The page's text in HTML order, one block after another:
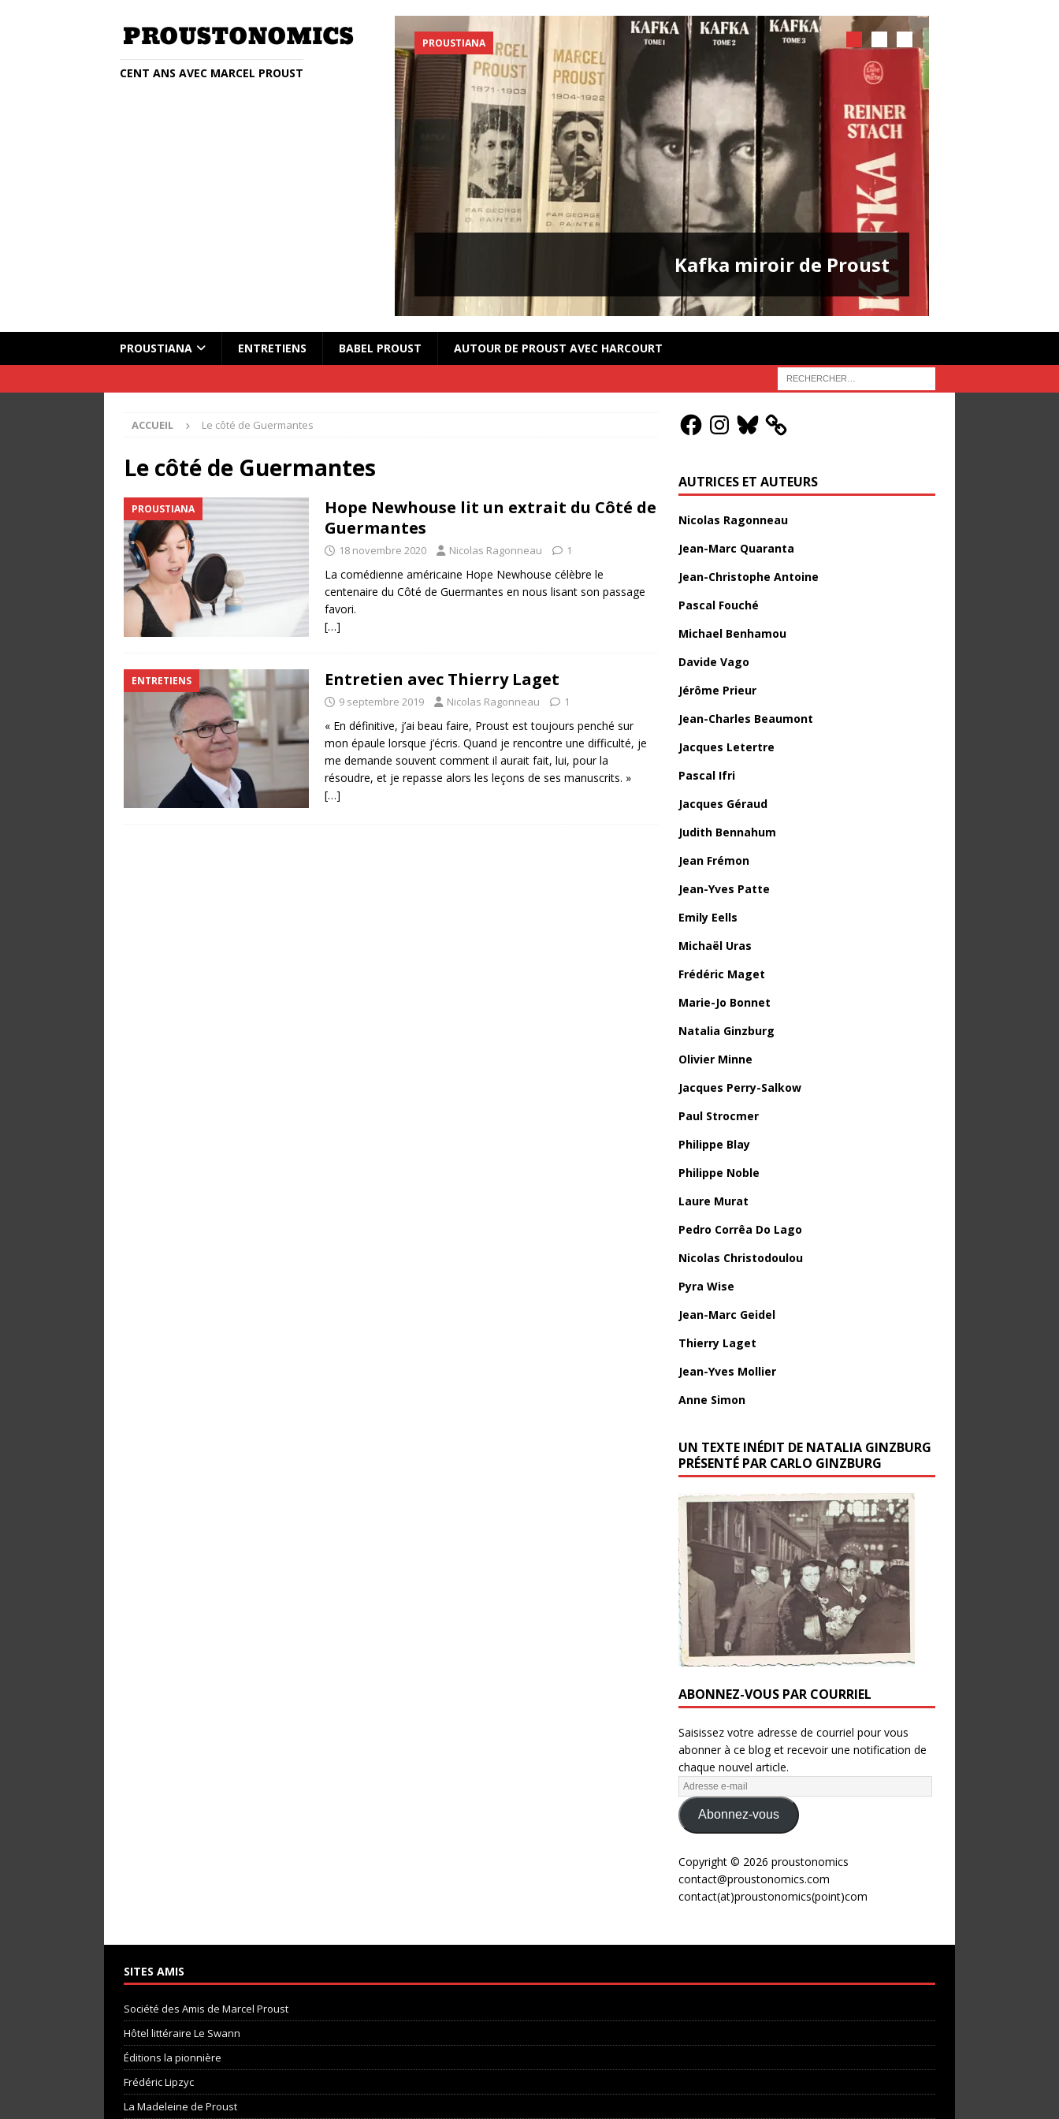
CENT ANS AVEC MARCEL PROUST
PROUSTIANA
Kafka miroir de Proust
PROUSTIANA ENTRETIENS BABEL PROUST AUTOUR DE PROUST AVEC HARCOURT
ACCUEIL Le côté de Guermantes
Le côté de Guermantes
PROUSTIANA
Hope Newhouse lit un extrait du Côté de
Guermantes
18 novembre 2020 Nicolas Ragonneau 1
La comédienne américaine Hope Newhouse célèbre le
centenaire du Côté de Guermantes en nous lisant son passage
favori.
[…]
ENTRETIENS Entretien avec Thierry Laget
9 septembre 2019 Nicolas Ragonneau 1
« En définitive, j’ai beau faire, Proust est toujours penché sur
mon épaule lorsque j’écris. Quand je rencontre une difficulté, je
me demande souvent comment il aurait fait, lui, pour la
résoudre, et je repasse alors les leçons de ses manuscrits. »
[…]
AUTRICES ET AUTEURS
Nicolas Ragonneau
Jean-Marc Quaranta
Jean-Christophe Antoine
Pascal Fouché
Michael Benhamou
Davide Vago
Jérôme Prieur
Jean-Charles Beaumont
Jacques Letertre
Pascal Ifri
Jacques Géraud
Judith Bennahum
Jean Frémon
Jean-Yves Patte
Emily Eells
Michaël Uras
Frédéric Maget
Marie-Jo Bonnet
Natalia Ginzburg
Olivier Minne
Jacques Perry-Salkow
Paul Strocmer
Philippe Blay
Philippe Noble
Laure Murat
Pedro Corrêa Do Lago
Nicolas Christodoulou
Pyra Wise
Jean-Marc Geidel
Thierry Laget
Jean-Yves Mollier
Anne Simon
UN TEXTE INÉDIT DE NATALIA GINZBURG
PRÉSENTÉ PAR CARLO GINZBURG
ABONNEZ-VOUS PAR COURRIEL
Saisissez votre adresse de courriel pour vous
abonner à ce blog et recevoir une notification de
chaque nouvel article.
Abonnez-vous
Copyright © 2026 proustonomics
contact@proustonomics.com
contact(at)proustonomics(point)com
SITES AMIS
Société des Amis de Marcel Proust
Hôtel littéraire Le Swann
Éditions la pionnière
Frédéric Lipzyc
La Madeleine de Proust